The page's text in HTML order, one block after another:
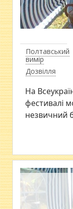
Полтавський
вимір
Дозвілля
На
фестивалі
незвичний